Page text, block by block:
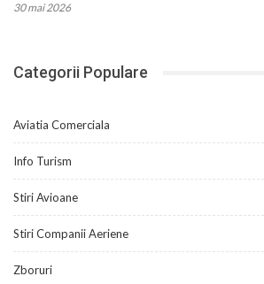
30 mai 2026
Categorii Populare
Aviatia Comerciala
Info Turism
Stiri Avioane
Stiri Companii Aeriene
Zboruri